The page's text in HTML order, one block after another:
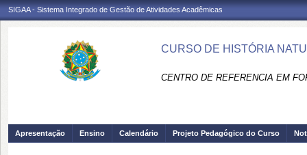
SIGAA - Sistema Integrado de Gestão de Atividades Acadêmicas
CURSO DE HISTÓRIA
CENTRO DE REFERENCIA EM
Apresentação Ensino Calendário Projeto Pedagógico do Curso